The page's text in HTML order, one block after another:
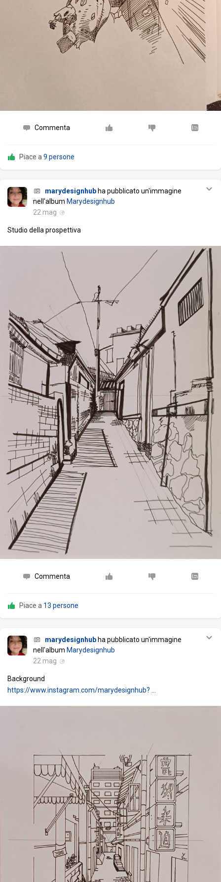
Commenta
Piace a 9 persone
marydesignhubha pubblicato un'immagine
nell'album Marydesignhub
22 mag
Studio della prospettiva
Commenta
Piace a 13 persone
marydesignhubha pubblicato un'immagine
nell'album Marydesignhub
22 mag
Background
https://www.instagram.com/marydesignhub? …